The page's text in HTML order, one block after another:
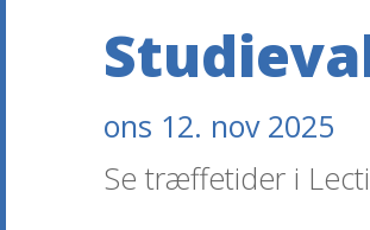
ons 12. nov 2025
Se træffetider i